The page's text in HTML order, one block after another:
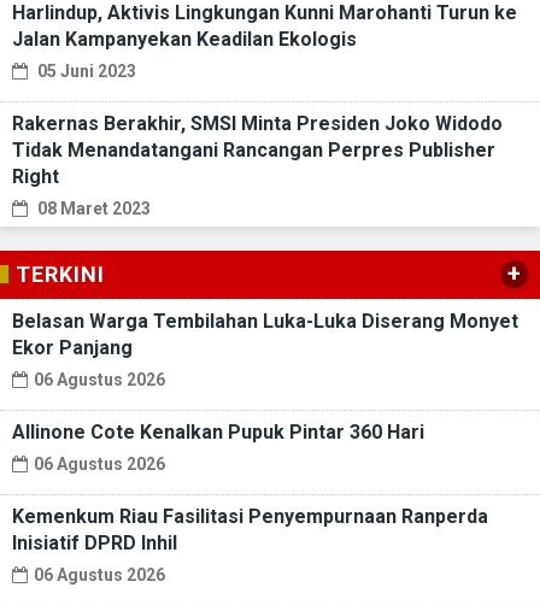
Harlindup, Aktivis Lingkungan Kunni Marohanti Turun ke
Jalan Kampanyekan Keadilan Ekologis
05 Juni 2023
Rakernas Berakhir, SMSI Minta Presiden Joko Widodo
Tidak Menandatangani Rancangan Perpres Publisher
Right
08 Maret 2023
TERKINI +
Belasan Warga Tembilahan Luka-Luka Diserang Monyet
Ekor Panjang
06 Agustus 2026
Allinone Cote Kenalkan Pupuk Pintar 360 Hari
06 Agustus 2026
Kemenkum Riau Fasilitasi Penyempurnaan Ranperda
Inisiatif DPRD Inhil
06 Agustus 2026